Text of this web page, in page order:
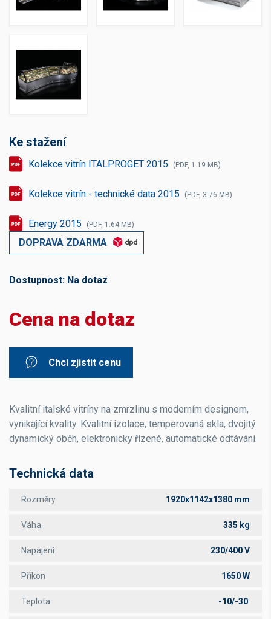
Ke stažení
Kolekce vitrín ITALPROGET 2015 (PDF, 1.19 MB)
Kolekce vitrín - technické data 2015 (PDF, 3.76 MB)
Energy 2015 (PDF, 1.64 MB)
DOPRAVA ZDARMA
Dostupnost: Na dotaz
Cena na dotaz
Chci zjistit cenu
Kvalitní italské vitríny na zmrzlinu s moderním designem,
vynikající kvality. Kvalitní izolace, temperovaná skla, dvojitý
dynamický oběh, elektronicky řízené, automatické odtávání.
Technická data
Rozměry 1920x1142x1380 mm
Váha 335 kg
Napájení 230/400 V
Příkon 1650 W
Teplota -10/-30